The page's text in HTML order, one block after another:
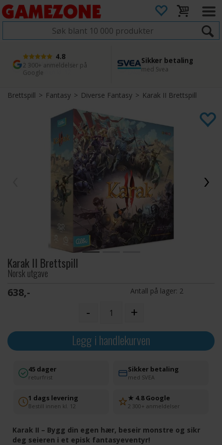
4.8
2 300+ anmeldelser på
Google
Sikker betaling
med Svea
1 dags levering
Bestill innen kl. 12
45 dager returfrist
Enkel retur
Brettspill> Fantasy> Diverse Fantasy> Karak II Brettspill
Karak II Brettspill
Norsk utgave
638,- Antall på lager: 2
- +
Legg i handlekurven
45 dager
returfrist
Sikker betaling
med SVEA
1 dags levering
Bestill innen kl. 12
★ 4.8 Google
2 300+ anmeldelser
Karak II – Bygg din egen hær, beseir monstre og sikr
deg seieren i et episk fantasyeventyr!